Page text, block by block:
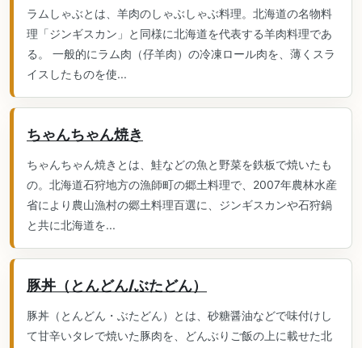
ラムしゃぶとは、羊肉のしゃぶしゃぶ料理。北海道の名物料
理「ジンギスカン」と同様に北海道を代表する羊肉料理であ
る。 一般的にラム肉（仔羊肉）の冷凍ロール肉を、薄くスラ
イスしたものを使...
ちゃんちゃん焼き
ちゃんちゃん焼きとは、鮭などの魚と野菜を鉄板で焼いたも
の。北海道石狩地方の漁師町の郷土料理で、2007年農林水産
省により農山漁村の郷土料理百選に、ジンギスカンや石狩鍋
と共に北海道を...
豚丼（とんどん/ぶたどん）
豚丼（とんどん・ぶたどん）とは、砂糖醤油などで味付けし
て甘辛いタレで焼いた豚肉を、どんぶりご飯の上に載せた北